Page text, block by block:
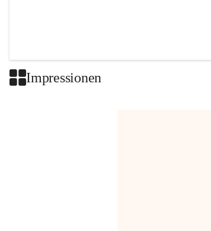
Impressionen